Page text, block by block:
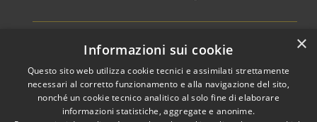
RSS
Accessibilità
Copyright © 2026 • Comune di
Taranto • Powered by
Municipium•Accesso
×
Informazioni sui cookie
Questo sito web utilizza cookie tecnici e assimilati strettamente
necessari al corretto funzionamento e alla navigazione del sito,
nonché un cookie tecnico analitico al solo fine di elaborare
informazioni statistiche, aggregate e anonime.